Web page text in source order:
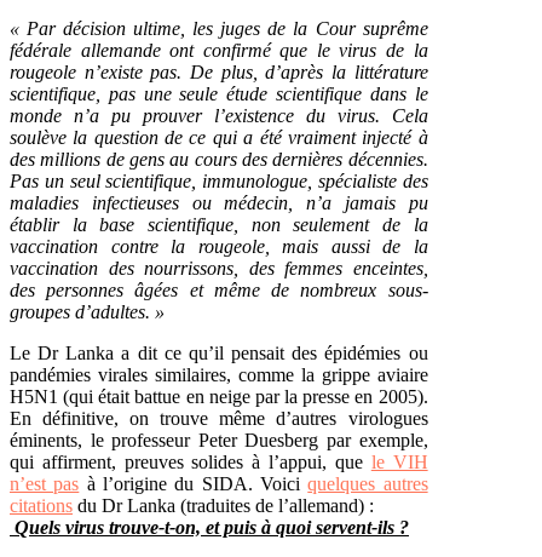
« Par décision ultime, les juges de la Cour suprême
fédérale allemande ont confirmé que le virus de la
rougeole n’existe pas. De plus, d’après la littérature
scientifique, pas une seule étude scientifique dans le
monde n’a pu prouver l’existence du virus. Cela
soulève la question de ce qui a été vraiment injecté à
des millions de gens au cours des dernières décennies.
Pas un seul scientifique, immunologue, spécialiste des
maladies infectieuses ou médecin, n’a jamais pu
établir la base scientifique, non seulement de la
vaccination contre la rougeole, mais aussi de la
vaccination des nourrissons, des femmes enceintes,
des personnes âgées et même de nombreux sous-
groupes d’adultes. »
Le Dr Lanka a dit ce qu’il pensait des épidémies ou
pandémies virales similaires, comme la grippe aviaire
H5N1 (qui était battue en neige par la presse en 2005).
En définitive, on trouve même d’autres virologues
éminents, le professeur Peter Duesberg par exemple,
qui affirment, preuves solides à l’appui, que le VIH
n’est pas à l’origine du SIDA. Voiciquelques autres
citations du Dr Lanka (traduites de l’allemand) :
Quels virus trouve-t-on, et puis à quoi servent-ils ?